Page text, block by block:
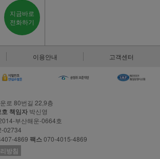
지금바로
전화하기
이용안내 고객센터
로 80번길 22,9층
책임자 박신영
부산해운-0664호
02734
4869 팩스070-4015-4869
방침